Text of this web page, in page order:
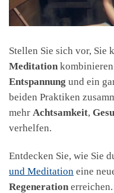
Stellen Sie sich vor, Sie
Meditation
Entspannung und ein
beiden Praktiken
mehr Achtsamkeit,
verhelfen.
Entdecken Sie, wie Sie
und Meditation eine
Regeneration